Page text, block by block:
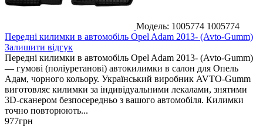
Модель: 1005774 1005774
Передні килимки в автомобіль Opel Adam 2013- (Avto-Gumm)
Залишити відгук
Передні килимки в автомобіль Opel Adam 2013- (Avto-Gumm)
— гумові (поліуретанові) автокилимки в салон для Опель
Адам, чорного кольору. Український виробник AVTO-Gumm
виготовляє килимки за індивідуальними лекалами, знятими
3D-сканером безпосередньо з вашого автомобіля. Килимки
точно повторюють...
977грн